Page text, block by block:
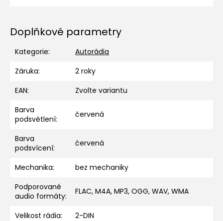
Doplňkové parametry
Kategorie:
Autorádia
Záruka:
2 roky
EAN:
Zvolte variantu
Barva
podsvětlení: červená
Barva
podsvícení: červená
Mechanika:
bez mechaniky
Podporované
audio formáty: FLAC, M4A, MP3, OGG, WAV, WMA
Velikost rádia: 2-DIN